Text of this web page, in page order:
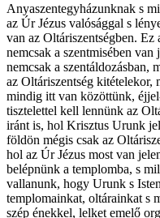
Anyaszentegyházunknak s
az Úr Jézus valósággal s
van az Oltáriszentségben.
nemcsak a szentmisében
nemcsak a szentáldozásban,
az Oltáriszentség kitételekor,
mindig itt van közöttünk,
tisztelettel kell lennünk az
iránt is, hol Krisztus Urunk
földön mégis csak az
hol az Úr Jézus most van
belépnünk a templomba, s
vallanunk, hogy Urunk s
templomainkat, oltárainkat s
szép énekkel, lelket emelő